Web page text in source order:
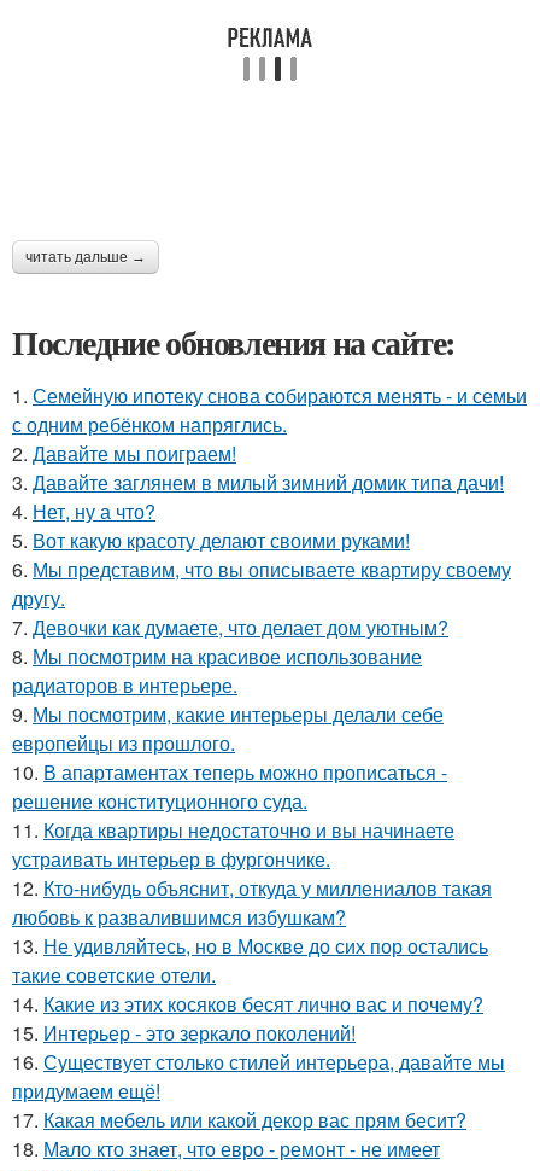
читать дальше →
Последние обновления на сайте:
1. Семейную ипотеку снова собираются менять - и семьи
с одним ребёнком напряглись.
2. Давайте мы поиграем!
3. Давайте заглянем в милый зимний домик типа дачи!
4. Нет, ну а что?
5. Вот какую красоту делают своими руками!
6. Мы представим, что вы описываете квартиру своему
другу.
7. Девочки как думаете, что делает дом уютным?
8. Мы посмотрим на красивое использование
радиаторов в интерьере.
9. Мы посмотрим, какие интерьеры делали себе
европейцы из прошлого.
10. В апартаментах теперь можно прописаться -
решение конституционного суда.
11. Когда квартиры недостаточно и вы начинаете
устраивать интерьер в фургончике.
12. Кто-нибудь объяснит, откуда у миллениалов такая
любовь к развалившимся избушкам?
13. Не удивляйтесь, но в Москве до сих пор остались
такие советские отели.
14. Какие из этих косяков бесят лично вас и почему?
15. Интерьер - это зеркало поколений!
16. Существует столько стилей интерьера, давайте мы
придумаем ещё!
17. Какая мебель или какой декор вас прям бесит?
18. Мало кто знает, что евро - ремонт - не имеет